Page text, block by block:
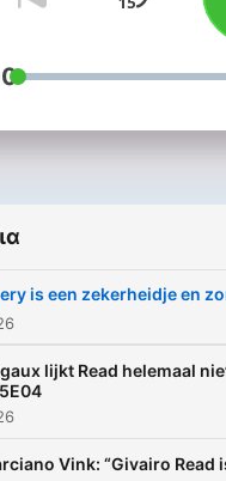
is een zekerheidje en
lijkt Read helemaal
Vink: “Givairo Read